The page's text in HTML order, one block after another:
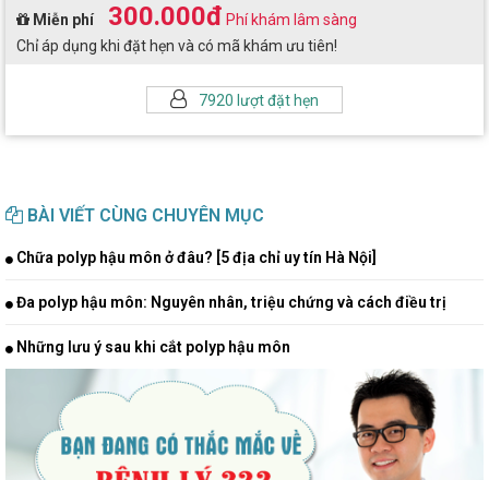
7920 lượt đặt hẹn
Miễn phí 300.000đ Phí khám lâm sàng
Chỉ áp dụng khi đặt hẹn và có mã khám ưu tiên!
BÀI VIẾT CÙNG CHUYÊN MỤC
Chữa polyp hậu môn ở đâu? [5 địa chỉ uy tín Hà Nội]
Đa polyp hậu môn: Nguyên nhân, triệu chứng và cách điều trị
Những lưu ý sau khi cắt polyp hậu môn